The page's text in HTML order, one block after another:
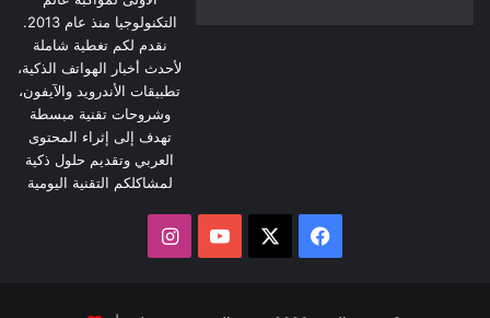
التكنولوجيا منذ عام 2013.
نقدم لكم تغطية شاملة
لأحدث أخبار الهواتف الذكية،
تطبيقات الأندرويد والآيفون،
وشروحات تقنية مبسطة
تهدف إلى إثراء المحتوى
العربي وتقديم حلول ذكية
لمشاكلكم التقنية اليومية
فيسبوك ‫YouTubeانستقرام